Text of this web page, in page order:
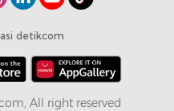
detikcom
All right reserved